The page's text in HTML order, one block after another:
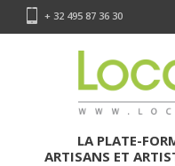
+ 32 495 87 36 30
LA PLATE-
ARTISANS ET